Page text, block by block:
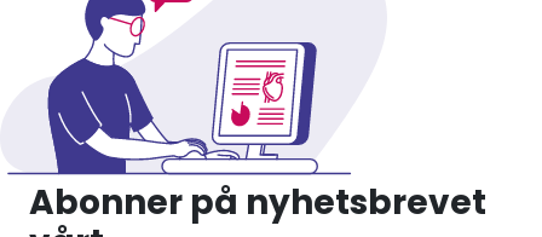
Abonner på nyhetsbrevet